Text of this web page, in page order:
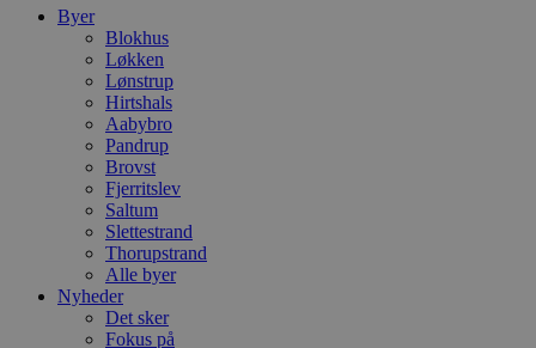
Byer
Blokhus
Løkken
Lønstrup
Hirtshals
Aabybro
Pandrup
Brovst
Fjerritslev
Saltum
Slettestrand
Thorupstrand
Alle byer
Nyheder
Det sker
Fokus på